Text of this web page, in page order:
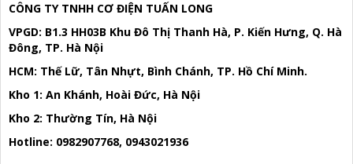
CÔNG TY TNHH CƠ ĐIỆN TUẤN LONG
VPGD: B1.3 HH03B Khu Đô Thị Thanh Hà, P. Kiến Hưng, Q. Hà
Đông, TP. Hà Nội
HCM: Thế Lữ, Tân Nhựt, Bình Chánh, TP. Hồ Chí Minh.
Kho 1: An Khánh, Hoài Đức, Hà Nội
Kho 2: Thường Tín, Hà Nội
Hotline: 0982907768, 0943021936